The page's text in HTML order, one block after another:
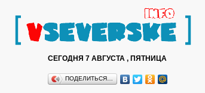
СЕГОДНЯ 7 АВГУСТА , ПЯТНИЦА
ПОДЕЛИТЬСЯ…